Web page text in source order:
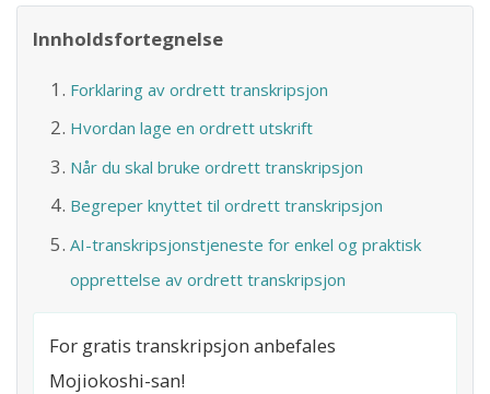
Innholdsfortegnelse
Forklaring av ordrett transkripsjon
Hvordan lage en ordrett utskrift
Når du skal bruke ordrett transkripsjon
Begreper knyttet til ordrett transkripsjon
AI-transkripsjonstjeneste for enkel og praktisk
opprettelse av ordrett transkripsjon
For gratis transkripsjon anbefales
Mojiokoshi-san!